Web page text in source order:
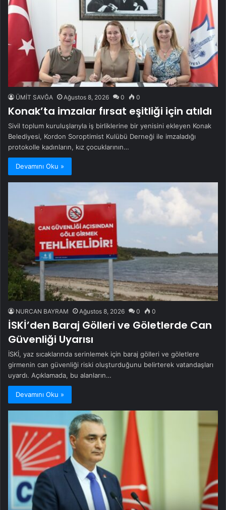
ÜMİT SAVĞA Ağustos 8, 2026 0 0
Konak’ta imzalar fırsat eşitliği için atıldı
Sivil toplum kuruluşlarıyla iş birliklerine bir yenisini ekleyen Konak
Belediyesi, Kordon Soroptimist Kulübü Derneği ile imzaladığı
protokolle kadınların, kız çocuklarının…
Devamını Oku »
NURCAN BAYRAM Ağustos 8, 2026 0 0
İSKİ’den Baraj Gölleri ve Göletlerde Can
Güvenliği Uyarısı
İSKİ, yaz sıcaklarında serinlemek için baraj gölleri ve göletlere
girmenin can güvenliği riski oluşturduğunu belirterek vatandaşları
uyardı. Açıklamada, bu alanların…
Devamını Oku »